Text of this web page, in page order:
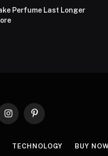
Perfume Last Longer
InstagramPinterest
TECHNOLOGY BUY